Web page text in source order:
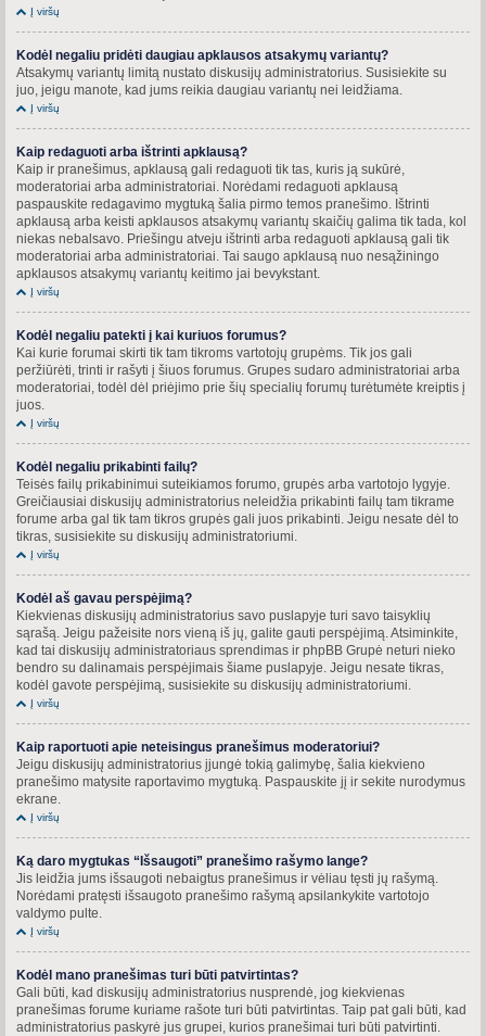
Į viršų
Kodėl negaliu pridėti daugiau apklausos atsakymų variantų?
Atsakymų variantų limitą nustato diskusijų administratorius. Susisiekite su
juo, jeigu manote, kad jums reikia daugiau variantų nei leidžiama.
Į viršų
Kaip redaguoti arba ištrinti apklausą?
Kaip ir pranešimus, apklausą gali redaguoti tik tas, kuris ją sukūrė,
moderatoriai arba administratoriai. Norėdami redaguoti apklausą
paspauskite redagavimo mygtuką šalia pirmo temos pranešimo. Ištrinti
apklausą arba keisti apklausos atsakymų variantų skaičių galima tik tada, kol
niekas nebalsavo. Priešingu atveju ištrinti arba redaguoti apklausą gali tik
moderatoriai arba administratoriai. Tai saugo apklausą nuo nesąžiningo
apklausos atsakymų variantų keitimo jai bevykstant.
Į viršų
Kodėl negaliu patekti į kai kuriuos forumus?
Kai kurie forumai skirti tik tam tikroms vartotojų grupėms. Tik jos gali
peržiūrėti, trinti ir rašyti į šiuos forumus. Grupes sudaro administratoriai arba
moderatoriai, todėl dėl priėjimo prie šių specialių forumų turėtumėte kreiptis į
juos.
Į viršų
Kodėl negaliu prikabinti failų?
Teisės failų prikabinimui suteikiamos forumo, grupės arba vartotojo lygyje.
Greičiausiai diskusijų administratorius neleidžia prikabinti failų tam tikrame
forume arba gal tik tam tikros grupės gali juos prikabinti. Jeigu nesate dėl to
tikras, susisiekite su diskusijų administratoriumi.
Į viršų
Kodėl aš gavau perspėjimą?
Kiekvienas diskusijų administratorius savo puslapyje turi savo taisyklių
sąrašą. Jeigu pažeisite nors vieną iš jų, galite gauti perspėjimą. Atsiminkite,
kad tai diskusijų administratoriaus sprendimas ir phpBB Grupė neturi nieko
bendro su dalinamais perspėjimais šiame puslapyje. Jeigu nesate tikras,
kodėl gavote perspėjimą, susisiekite su diskusijų administratoriumi.
Į viršų
Kaip raportuoti apie neteisingus pranešimus moderatoriui?
Jeigu diskusijų administratorius įjungė tokią galimybę, šalia kiekvieno
pranešimo matysite raportavimo mygtuką. Paspauskite jį ir sekite nurodymus
ekrane.
Į viršų
Ką daro mygtukas “Išsaugoti” pranešimo rašymo lange?
Jis leidžia jums išsaugoti nebaigtus pranešimus ir vėliau tęsti jų rašymą.
Norėdami pratęsti išsaugoto pranešimo rašymą apsilankykite vartotojo
valdymo pulte.
Į viršų
Kodėl mano pranešimas turi būti patvirtintas?
Gali būti, kad diskusijų administratorius nusprendė, jog kiekvienas
pranešimas forume kuriame rašote turi būti patvirtintas. Taip pat gali būti, kad
administratorius paskyrė jus grupei, kurios pranešimai turi būti patvirtinti.